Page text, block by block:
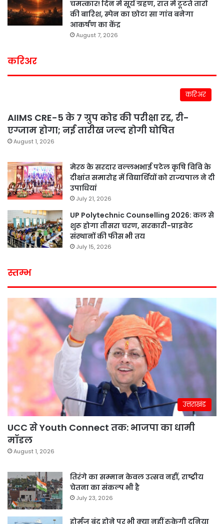
चमत्कार! दिन में सूर्य ग्रहण, रात में टूटते तारों
की बारिश, स्पेन का छोटा सा गांव बनेगा
आकर्षण का केंद्र
August 7, 2026
करिअर
करिअर
AIIMS CRE-5 के 7 ग्रुप कोड की परीक्षा रद्द, री-
एग्जाम होगा; नई तारीख जल्द होगी घोषित
August 1, 2026
मेरठ के सरदार वल्लभभाई पटेल कृषि विवि के
दीक्षांत समारोह में विद्यार्थियों को राज्यपाल ने दी
उपाधियां
July 21, 2026
UP Polytechnic Counselling 2026: कल से
शुरू होगा तीसरा चरण, सरकारी-प्राइवेट
संस्थानों की फीस भी तय
July 15, 2026
स्तम्भ
उत्तराखंड
UCC से Youth Connect तक: भाजपा का धामी
मॉडल
August 1, 2026
तिरंगे का सम्मान केवल उत्सव नहीं, राष्ट्रीय
चेतना का संकल्प भी है
July 23, 2026
होर्मुज बंद होने पर भी क्या नहीं रुकेगी दुनिया